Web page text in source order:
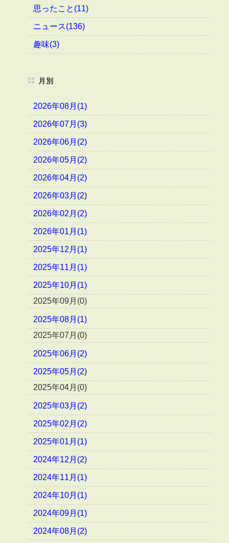
思ったこと(11)
ニュース(136)
趣味(3)
月別
2026年08月(1)
2026年07月(3)
2026年06月(2)
2026年05月(2)
2026年04月(2)
2026年03月(2)
2026年02月(2)
2026年01月(1)
2025年12月(1)
2025年11月(1)
2025年10月(1)
2025年09月(0)
2025年08月(1)
2025年07月(0)
2025年06月(2)
2025年05月(2)
2025年04月(0)
2025年03月(2)
2025年02月(2)
2025年01月(1)
2024年12月(2)
2024年11月(1)
2024年10月(1)
2024年09月(1)
2024年08月(2)